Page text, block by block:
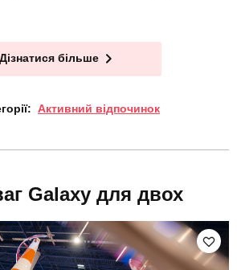
Дізнатися більше
Активний відпочинок
Galaxy для двох